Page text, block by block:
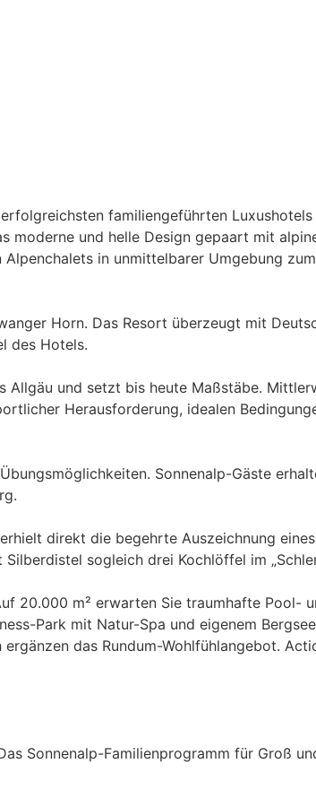
familiengeführten
und helle Design gepaart mit
in unmittelbarer Umgebung
Horn. Das Resort überzeugt mit
des Hotels.
und setzt bis heute Maßstäbe.
Herausforderung, idealen
Sonnenalp-Gäste
direkt die begehrte Auszeichnung
sogleich drei Kochlöffel im
20.000 m² erwarten Sie traumhafte Pool-
Park mit Natur-Spa und eigenem
das Rundum-Wohlfühlangebot.
Sonnenalp-Familienprogramm für Groß